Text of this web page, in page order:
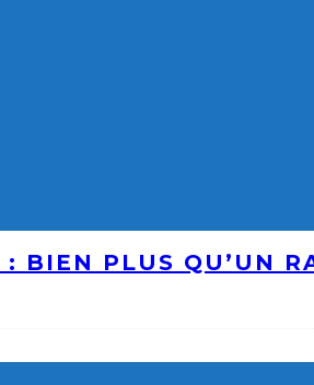
: BIEN PLUS QU’UN